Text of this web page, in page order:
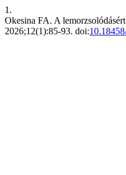
1.
Okesina FA. A
2026;12(1):85-93. doi: